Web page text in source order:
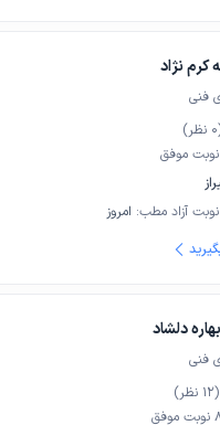
کرم نژاد
فنی
0 نظر)
نوبت موفق
نوبت آزاد مطب: امروز
دلشاد
فنی
(
12 نظر)
نوبت موفق